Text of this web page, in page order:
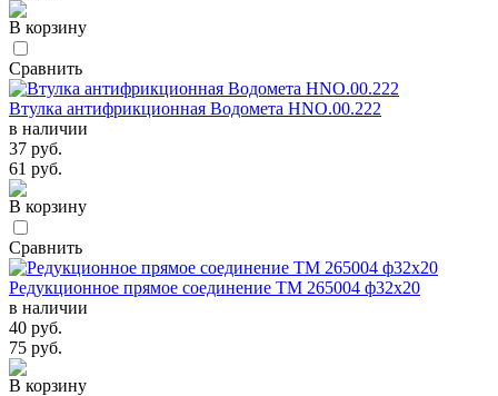
В корзину
Сравнить
Втулка антифрикционная Водомета HNO.00.222
в наличии
37 руб.
61 руб.
В корзину
Сравнить
Редукционное прямое соединение TM 265004 ф32х20
в наличии
40 руб.
75 руб.
В корзину